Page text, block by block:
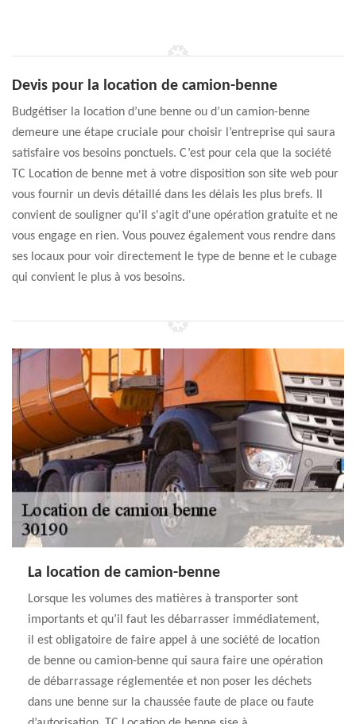
Devis pour la location de camion-benne
Budgétiser la location d’une benne ou d’un camion-benne
demeure une étape cruciale pour choisir l’entreprise qui saura
satisfaire vos besoins ponctuels. C’est pour cela que la société
TC Location de benne met à votre disposition son site web pour
vous fournir un devis détaillé dans les délais les plus brefs. Il
convient de souligner qu'il s'agit d'une opération gratuite et ne
vous engage en rien. Vous pouvez également vous rendre dans
ses locaux pour voir directement le type de benne et le cubage
qui convient le plus à vos besoins.
La location de camion-benne
Lorsque les volumes des matières à transporter sont
importants et qu’il faut les débarrasser immédiatement,
il est obligatoire de faire appel à une société de location
de benne ou camion-benne qui saura faire une opération
de débarrassage réglementée et non poser les déchets
dans une benne sur la chaussée faute de place ou faute